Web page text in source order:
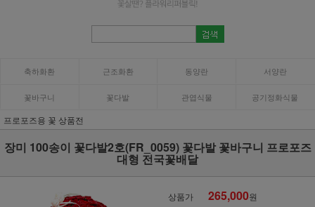
축하화환 근조화환 동양란 서양란
꽃바구니 꽃다발 관엽식물 공기정화식물
프로포즈용 꽃 상품전
장미 100송이 꽃다발2호(FR_0059) 꽃다발 꽃바구니 프로포즈
대형 전국꽃배달
상품가 265,000원